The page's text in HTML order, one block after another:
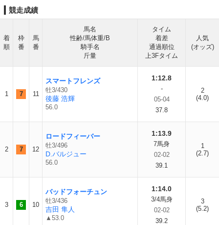
競走成績
着
順
枠
番
馬
番
馬名
性齢/馬体重/B
騎手名
斤量
タイム
着差
通過順位
上3Fタイム
人気
(オッズ)
1 7 11
スマートフレンズ
牡3/430
後藤 浩輝
56.0
1:12.8
-
05-04
37.8
2
(4.0)
2 7 12
ロードフィーバー
牡3/496
D.バルジュー
56.0
1:13.9
7馬身
02-02
39.1
1
(2.7)
3 6 10
バッドフォーチュン
牡3/436
吉田 隼人
▲53.0
1:14.0
3/4馬身
02-02
39.2
3
(5.2)